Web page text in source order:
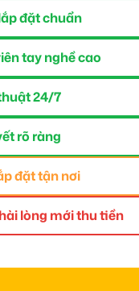
đặt chuẩn
tay nghề cao
24/7
rõ ràng
đặt tận nơi
lòng mới thu tiền